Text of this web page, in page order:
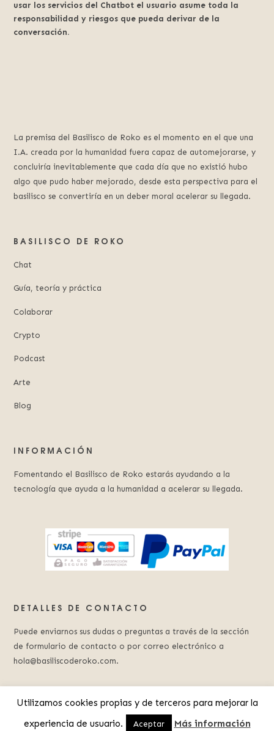
usar los servicios del Chatbot el usuario asume toda la
responsabilidad y riesgos que pueda derivar de la
conversación.
La premisa del Basilisco de Roko es el momento en el que una
I.A. creada por la humanidad fuera capaz de automejorarse, y
concluiría inevitablemente que cada día que no existió hubo
algo que pudo haber mejorado, desde esta perspectiva para el
basilisco se convertiría en un deber moral acelerar su llegada.
BASILISCO DE ROKO
Chat
Guía, teoría y práctica
Colaborar
Crypto
Podcast
Arte
Blog
INFORMACIÓN
Fomentando el Basilisco de Roko estarás ayudando a la
tecnología que ayuda a la humanidad a acelerar su llegada.
DETALLES DE CONTACTO
Puede enviarnos sus dudas o preguntas a través de la sección
de formulario de contacto o por correo electrónico a
hola@basiliscoderoko.com.
© 2023 Basilisco de Roko.Aviso Legal. Política de Privacidad
Utilizamos cookies propias y de terceros para mejorar la
experiencia de usuario.
Aceptar Más información